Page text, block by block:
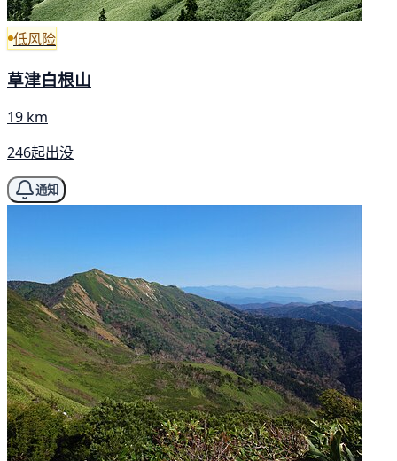
低风险
草津白根山
19 km
246起出没
通知